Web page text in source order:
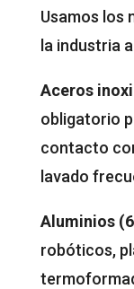
Usamos los
la industria
Aceros
obligatorio
contacto
lavado
Aluminios
robóticos,